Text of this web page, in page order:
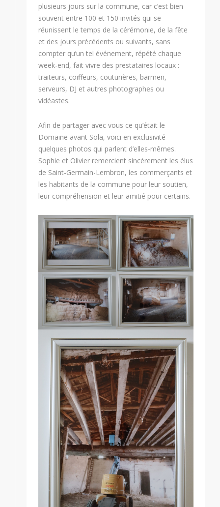
plusieurs jours sur la commune, car c’est bien
souvent entre 100 et 150 invités qui se
réunissent le temps de la cérémonie, de la fête
et des jours précédents ou suivants, sans
compter qu’un tel événement, répété chaque
week-end, fait vivre des prestataires locaux :
traiteurs, coiffeurs, couturières, barmen,
serveurs, DJ et autres photographes ou
vidéastes.
Afin de partager avec vous ce qu’était le
Domaine avant Sola, voici en exclusivité
quelques photos qui parlent d’elles-mêmes.
Sophie et Olivier remercient sincèrement les élus
de Saint-Germain-Lembron, les commerçants et
les habitants de la commune pour leur soutien,
leur compréhension et leur amitié pour certains.